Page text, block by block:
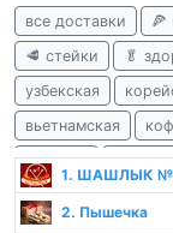
все доставки 🍕
🥩 стейки
🥬
узбекская
вьетнамская
чешская
1. ШАШЛЫК
2. Пышечка